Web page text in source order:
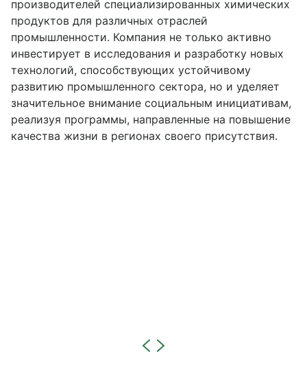
производителей специализированных химических
продуктов для различных отраслей
промышленности. Компания не только активно
инвестирует в исследования и разработку новых
технологий, способствующих устойчивому
развитию промышленного сектора, но и уделяет
значительное внимание социальным инициативам,
реализуя программы, направленные на повышение
качества жизни в регионах своего присутствия.